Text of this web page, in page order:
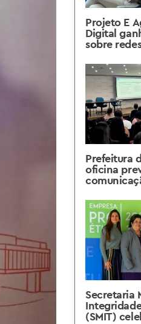
Projeto E
Digital
sobre
Prefeitura
oficina
Secretaria
(SMIT)